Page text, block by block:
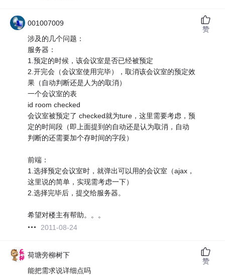
001007009
涉及的几个问题：
服务器：
1.预定的时候，该会议室是否已经被预定
2.开完会（会议室使用完毕），取消该会议室的预定效
果（自动判断还是人为的取消）
一个会议室的表
id room checked
会议室被预定了 checked就为ture，这里需要考虑，预
定的时间段（即上面提到的自动还是认为取消，自动
判断的还需要加个存时间的字段）
前端：
1.选择预定会议室时，就弹出可以用的会议室（ajax，
这里说的简单，实现需考虑一下）
2.选择完毕后，提交给服务器。
希望对楼主有帮助。。。
2011-08-24
赞
荷塘旁柳树下
能把需求说详细点吗
赞